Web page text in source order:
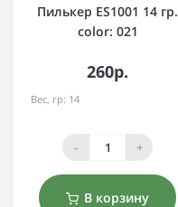
Пилькер ES1001 14 гр.
color: 021
260р.
Вес, гр: 14
- +
В корзину